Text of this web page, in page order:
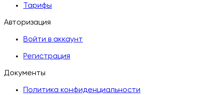
Тарифы
Авторизация
Войти в аккаунт
Регистрация
Документы
Политика конфиденциальности